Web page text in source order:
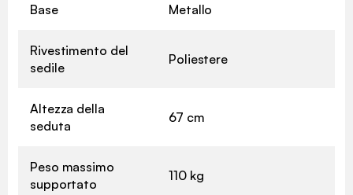
Base Metallo
Rivestimento del
sedile
Poliestere
Altezza della
seduta
67 cm
Peso massimo
supportato
110 kg